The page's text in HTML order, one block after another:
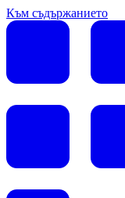
Към съдържанието